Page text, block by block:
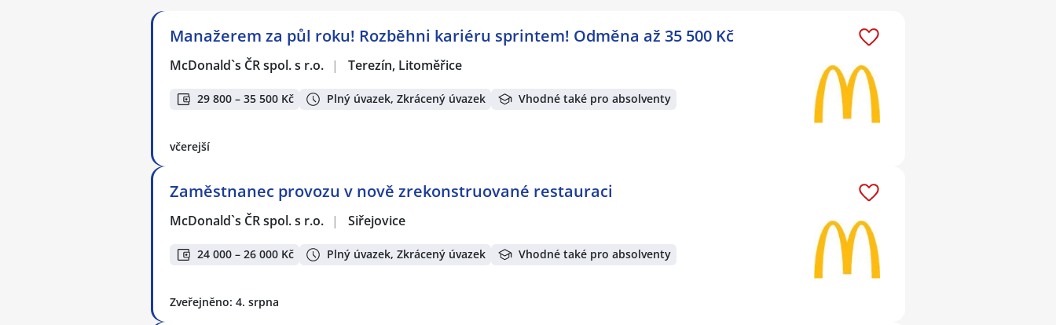
Manažerem za půl roku! Rozběhni kariéru sprintem! Odměna až 35 500 Kč
McDonald`s ČR spol. s r.o. | Terezín, Litoměřice
29 800 – 35 500 Kč Plný úvazek, Zkrácený úvazek Vhodné také pro absolventy
včerejší
Zaměstnanec provozu v nově zrekonstruované restauraci
McDonald`s ČR spol. s r.o. | Siřejovice
24 000 – 26 000 Kč Plný úvazek, Zkrácený úvazek Vhodné také pro absolventy
Zveřejněno: 4. srpna